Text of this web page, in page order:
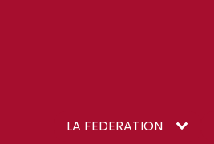
LA FEDERATION